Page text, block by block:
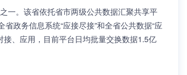
一。该省依托省市两级公共数据汇聚共享平
政务信息系统“应接尽接”和全省公共数据“应
、应用，目前平台日均批量交换数据1.5亿